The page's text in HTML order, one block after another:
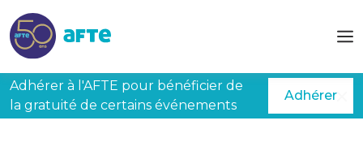
Adhérer à l'AFTE pour bénéficier de
la gratuité de certains événements
Adhérer